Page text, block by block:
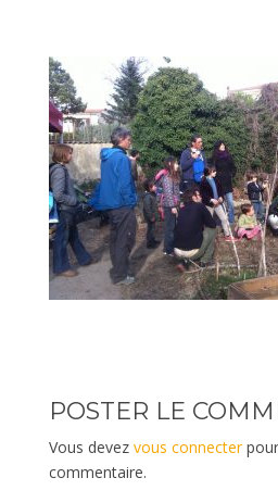
POSTER LE
Vous devez vous connecter
commentaire.